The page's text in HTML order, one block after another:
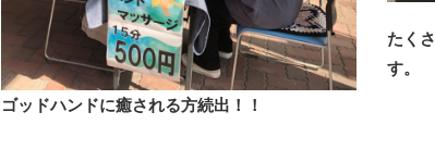
ゴッドハンドに癒される方続出！！
たく
す。